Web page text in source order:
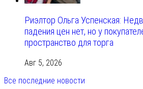
Риэлтор Ольга Успенская:
падения цен нет, но у
пространство для торга
Авг 5, 2026
Все последние новости